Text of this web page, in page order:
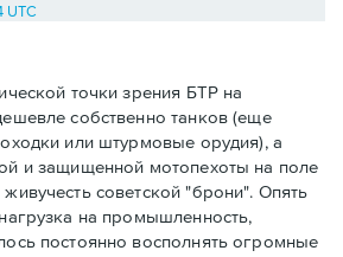
UTC
точки зрения БТР на
собственно танков (еще
или штурмовые орудия), а
и защищенной мотопехоты на поле
советской "брони". Опять
на промышленность,
постоянно восполнять огромные